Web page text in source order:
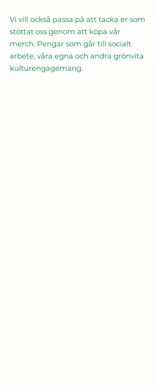
Vi vill också passa på att tacka er som
stöttat oss genom att köpa vår
merch. Pengar som går till socialt
arbete, våra egna och andra grönvita
kulturengagemang.